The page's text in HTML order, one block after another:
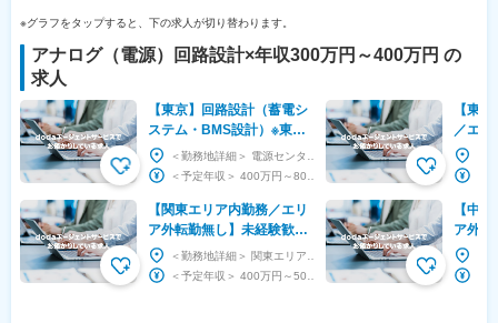
※グラフをタップすると、下の求人が切り替わります。
アナログ（電源）回路設計×年収300万円～400万円 の
求人
【東京】回路設計（蓄電シ
ステム・BMS設計）※東証
プライム上場/家庭用蓄電シ
ステムシェアno1
【関東エリア内勤務／エリ
ア外転勤無し】未経験歓迎
エンジニア（電気電子系）
※研修充実
【東
／エ
験歓
子系）
【中
ア外転
エン
※研修